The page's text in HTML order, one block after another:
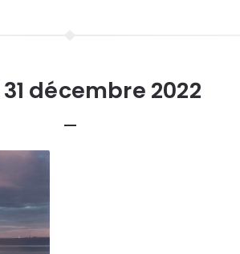
31 décembre 2022